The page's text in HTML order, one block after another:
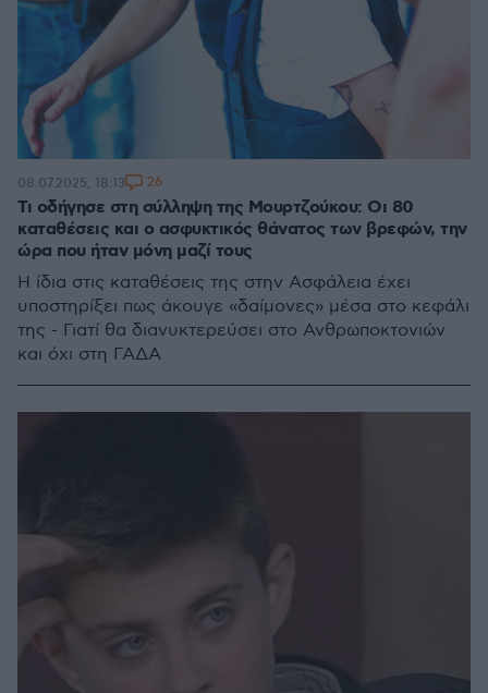
Τι οδήγησε στη σύλληψη της Μουρτζούκου: Οι 80
καταθέσεις και ο ασφυκτικός θάνατος των βρεφών, την
ώρα που ήταν μόνη μαζί τους
Η ίδια στις καταθέσεις της στην Ασφάλεια έχει
υποστηρίξει πως άκουγε «δαίμονες» μέσα στο κεφάλι
της - Γιατί θα διανυκτερεύσει στο Ανθρωποκτονιών
και όχι στη ΓΑΔΑ
08.07.2025, 18:13 26